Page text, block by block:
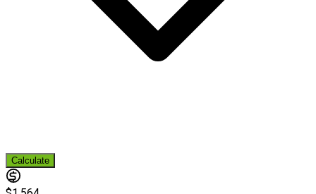
Calculate